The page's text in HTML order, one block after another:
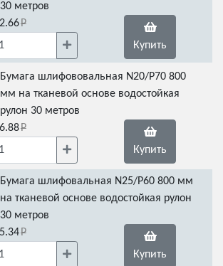
30 метров
Купить
Бумага шлифововальная N20/Р70 800
мм на тканевой основе водостойкая
рулон 30 метров
Купить
Бумага шлифовальная N25/Р60 800 мм
на тканевой основе водостойкая рулон
30 метров
Купить